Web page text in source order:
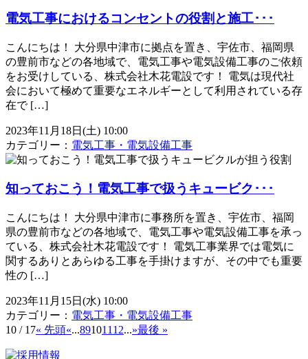
電気工事におけるコンセントの役割と施工･･･
こんにちは！ 大分県中津市に拠点を置き、宇佐市、福岡県
の豊前市などの各地域で、電気工事や電気設備工事のご依頼
をお受けしている、株式会社木花電設です！ 電気は現代社
会において極めて重要なエネルギーとして利用されている存
在で […]
2023年11月18日(土) 10:00
カテゴリー： 電気工事・電気設備工事
知っておこう！電気工事で扱うキュービク･･･
こんにちは！ 大分県中津市に事務所を置き、宇佐市、福岡
県の豊前市などの各地域で、電気工事や電気設備工事を承っ
ている、株式会社木花電設です！ 電気工事業界では電気に
関するありとあらゆる工事を手掛けますが、その中でも重要
性の […]
2023年11月15日(水) 10:00
カテゴリー： 電気工事・電気設備工事
10 / 17« 先頭«...891011 12...»最後 »